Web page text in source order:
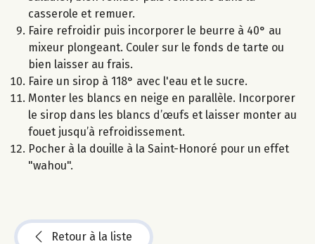
casserole et remuer.
Faire refroidir puis incorporer le beurre à 40° au
mixeur plongeant. Couler sur le fonds de tarte ou
bien laisser au frais.
Faire un sirop à 118° avec l'eau et le sucre.
Monter les blancs en neige en parallèle. Incorporer
le sirop dans les blancs d’œufs et laisser monter au
fouet jusqu’à refroidissement.
Pocher à la douille à la Saint-Honoré pour un effet
"wahou".
Retour à la liste